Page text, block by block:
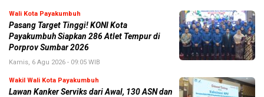
Wali Kota Payakumbuh
Pasang Target Tinggi! KONI Kota
Payakumbuh Siapkan 286 Atlet Tempur di
Porprov Sumbar 2026
Kamis, 6 Agu 2026 - 09:05 WIB
Wakil Wali Kota Payakumbuh
Lawan Kanker Serviks dari Awal, 130 ASN dan